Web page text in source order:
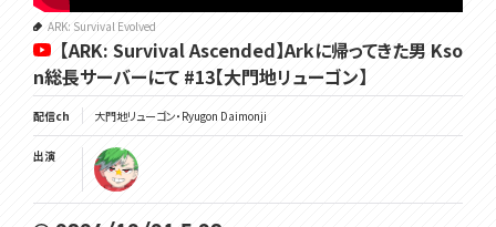
ARK: Survival Evolved
【ARK: Survival Ascended】Arkに帰ってきた男 Kso
n総長サーバーにて #13【大門地リューゴン】
配信ch 大門地リューゴン・Ryugon Daimonji
出演